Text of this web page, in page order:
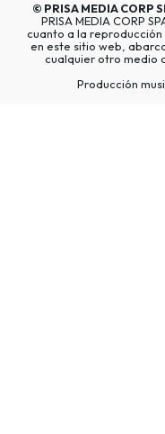
© PRISA MEDIA CORP
PRISA MEDIA CORP
cuanto a la
en este sitio web,
cualquier otro medio
Producción